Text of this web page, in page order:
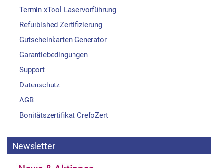
Termin xTool Laservorführung
Refurbished Zertifizierung
Gutscheinkarten Generator
Garantiebedingungen
Support
Datenschutz
AGB
Bonitätszertifikat CrefoZert
Newsletter